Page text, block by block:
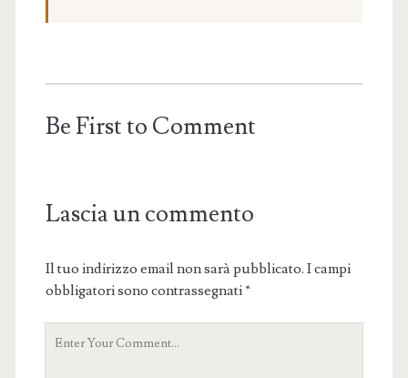
Be First to Comment
Lascia un commento
Il tuo indirizzo email non sarà pubblicato. I campi
obbligatori sono contrassegnati*